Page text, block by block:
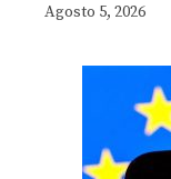
Agosto 5, 2026